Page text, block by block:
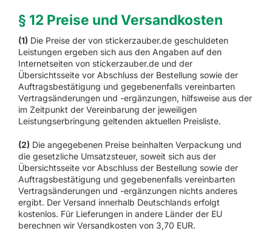
§ 12 Preise und Versandkosten
(1) Die Preise der von stickerzauber.de geschuldeten
Leistungen ergeben sich aus den Angaben auf den
Internetseiten von stickerzauber.de und der
Übersichtsseite vor Abschluss der Bestellung sowie der
Auftragsbestätigung und gegebenenfalls vereinbarten
Vertragsänderungen und -ergänzungen, hilfsweise aus der
im Zeitpunkt der Vereinbarung der jeweiligen
Leistungserbringung geltenden aktuellen Preisliste.
(2) Die angegebenen Preise beinhalten Verpackung und
die gesetzliche Umsatzsteuer, soweit sich aus der
Übersichtsseite vor Abschluss der Bestellung sowie der
Auftragsbestätigung und gegebenenfalls vereinbarten
Vertragsänderungen und -ergänzungen nichts anderes
ergibt. Der Versand innerhalb Deutschlands erfolgt
kostenlos. Für Lieferungen in andere Länder der EU
berechnen wir Versandkosten von 3,70 EUR.